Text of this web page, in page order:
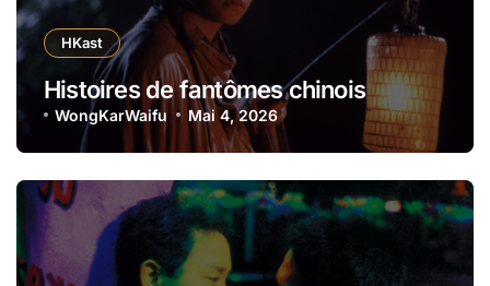
HKast
Histoires de fantômes chinois
WongKarWaifu Mai 4, 2026